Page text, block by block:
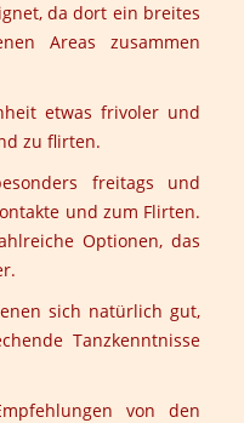
da dort ein breites
Areas zusammen
etwas frivoler und
zu flirten.
freitags und
und zum Flirten.
Optionen, das
sich natürlich gut,
Tanzkenntnisse
von den